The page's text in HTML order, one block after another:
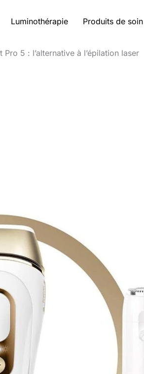
Luminothérapie Produits de soin
5 : l’alternative à l’épilation laser